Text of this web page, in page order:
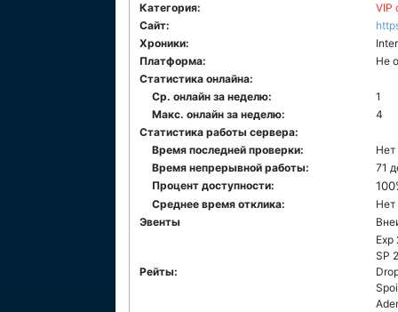
Категория:
VIP
Сайт:
Хроники:
Платформа:
Не
Статистика онлайна:
Ср. онлайн за неделю:
1
Макс. онлайн за неделю:
4
Статистика работы сервера:
Время последней проверки:
Нет
Время непрерывной работы:
71
Процент доступности:
Среднее время отклика:
Нет
Эвенты
Рейты:
Exp
SP